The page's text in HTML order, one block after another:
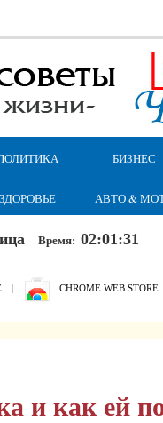
БИЗНЕС
ЗДОРОВЬЕ АВТО &
Время: 02:01:32
| CHROME WEB STORE
и как ей